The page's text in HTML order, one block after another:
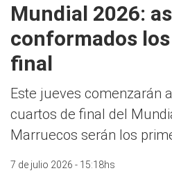
Mundial 2026:
conformados
final
Este jueves comenzarán
cuartos de final del
Marruecos serán los
7 de julio 2026 - 15:18hs